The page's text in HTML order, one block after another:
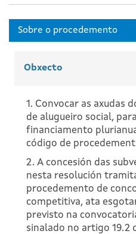
Obxecto
1. Convocar as axudas
de alugueiro social,
financiamento
código de
2. A concesión das
nesta resolución
procedemento de
competitiva, ata
previsto na
sinalado no artigo 19.2